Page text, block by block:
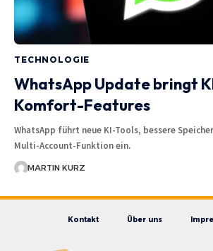
TECHNOLOGIE
WhatsApp Update bringt
Komfort-Features
WhatsApp führt neue KI-Tools, bessere
Multi-Account-Funktion ein.
MARTIN KURZ
Kontakt Über uns